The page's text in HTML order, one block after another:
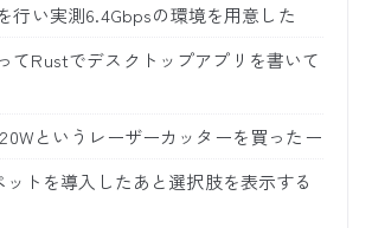
行い実測6.4Gbpsの環境を用意した
てRustでデスクトップアプリを書いて
というレーザーカッターを買ったー
トを導入したあと選択肢を表示する